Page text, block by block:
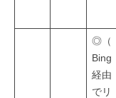
◎（
Bing
経由
でリ